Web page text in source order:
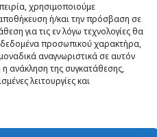
χρησιμοποιούμε
ή/και την πρόσβαση σε
για τις εν λόγω τεχνολογίες θα
δεδομένα προσωπικού χαρακτήρα,
αναγνωριστικά σε αυτόν
ανάκληση της συγκατάθεσης,
λειτουργίες και